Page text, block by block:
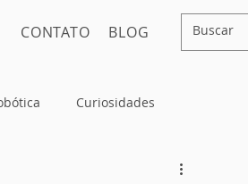
CONTATO BLOG
Curiosidades